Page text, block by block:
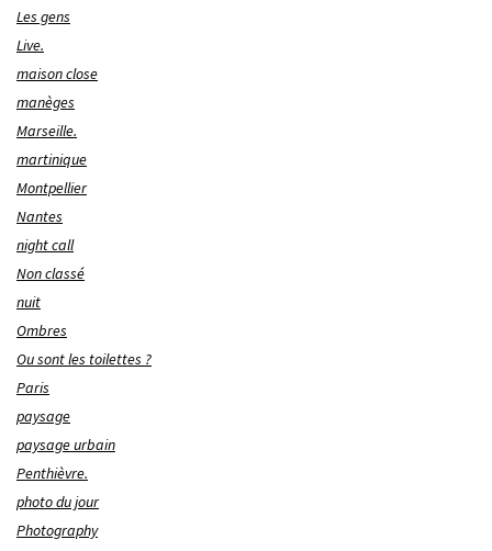
Les gens
Live.
maison close
manèges
Marseille.
martinique
Montpellier
Nantes
night call
Non classé
nuit
Ombres
Ou sont les toilettes ?
Paris
paysage
paysage urbain
Penthièvre.
photo du jour
Photography